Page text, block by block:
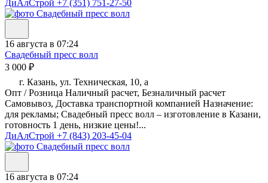
ДиАлСтрой +7 (351) 751-27-50
16 августа в 07:24
Свадебный пресс волл
3 000 ₽
г. Казань, ул. Техническая, 10, а
Опт / Розница Наличный расчет, Безналичный расчет
Самовывоз, Доставка транспортной компанией Назначение:
для рекламы; Свадебный пресс волл – изготовление в Казани,
готовность 1 день, низкие цены!...
ДиАлСтрой +7 (843) 203-45-04
16 августа в 07:24